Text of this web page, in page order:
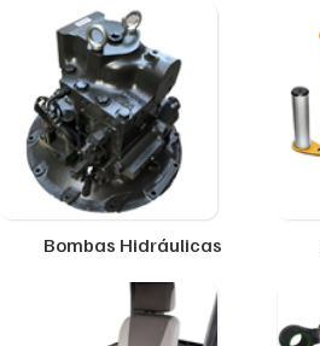
Bombas Hidráulicas